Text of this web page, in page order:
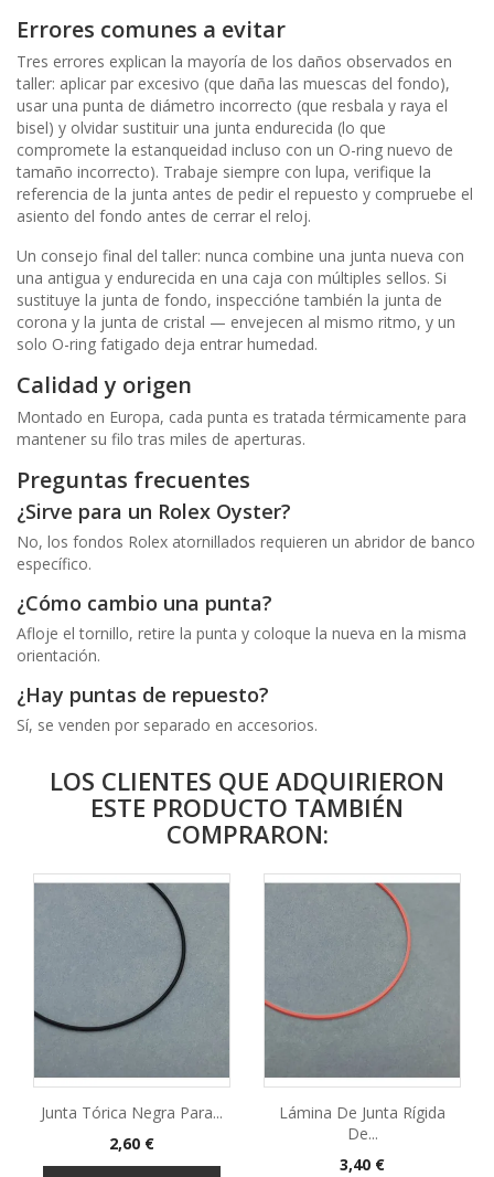
Errores comunes a evitar
Tres errores explican la mayoría de los daños observados en
taller: aplicar par excesivo (que daña las muescas del fondo),
usar una punta de diámetro incorrecto (que resbala y raya el
bisel) y olvidar sustituir una junta endurecida (lo que
compromete la estanqueidad incluso con un O-ring nuevo de
tamaño incorrecto). Trabaje siempre con lupa, verifique la
referencia de la junta antes de pedir el repuesto y compruebe el
asiento del fondo antes de cerrar el reloj.
Un consejo final del taller: nunca combine una junta nueva con
una antigua y endurecida en una caja con múltiples sellos. Si
sustituye la junta de fondo, inspeccióne también la junta de
corona y la junta de cristal — envejecen al mismo ritmo, y un
solo O-ring fatigado deja entrar humedad.
Calidad y origen
Montado en Europa, cada punta es tratada térmicamente para
mantener su filo tras miles de aperturas.
Preguntas frecuentes
¿Sirve para un Rolex Oyster?
No, los fondos Rolex atornillados requieren un abridor de banco
específico.
¿Cómo cambio una punta?
Afloje el tornillo, retire la punta y coloque la nueva en la misma
orientación.
¿Hay puntas de repuesto?
Sí, se venden por separado en accesorios.
LOS CLIENTES QUE ADQUIRIERON
ESTE PRODUCTO TAMBIÉN
COMPRARON:
Junta Tórica Negra Para...
Precio
2,60 €
Lámina De Junta Rígida
De...
Precio
3,40 €